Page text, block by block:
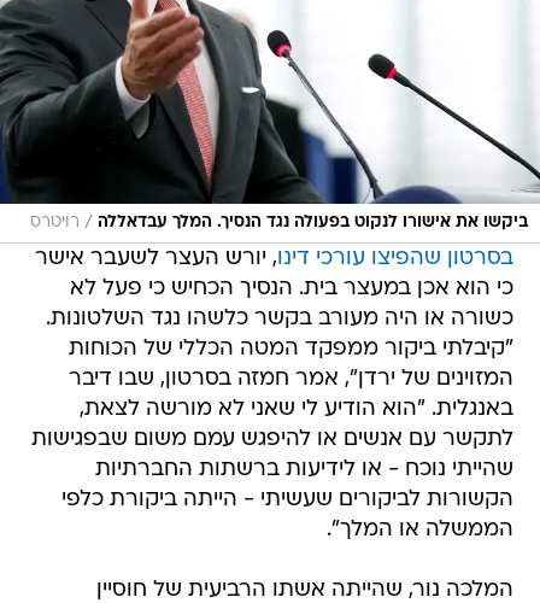
ביקשו את אישורו לנקוט בפעולה נגד הנסיך. המלך עבדאללה / רויטרס
בסרטון שהפיצו עורכי דינו, יורש העצר לשעבר אישר
כי הוא אכן במעצר בית. הנסיך הכחיש כי פעל לא
כשורה או היה מעורב בקשר כלשהו נגד השלטונות.
"קיבלתי ביקור ממפקד המטה הכללי של הכוחות
המזוינים של ירדן", אמר חמזה בסרטון, שבו דיבר
באנגלית. "הוא הודיע לי שאני לא מורשה לצאת,
לתקשר עם אנשים או להיפגש עמם משום שבפגישות
שהייתי נוכח - או לידיעות ברשתות החברתיות
הקשורות לביקורים שעשיתי - הייתה ביקורת כלפי
הממשלה או המלך".
המלכה נור, שהייתה אשתו הרביעית של חוסיין